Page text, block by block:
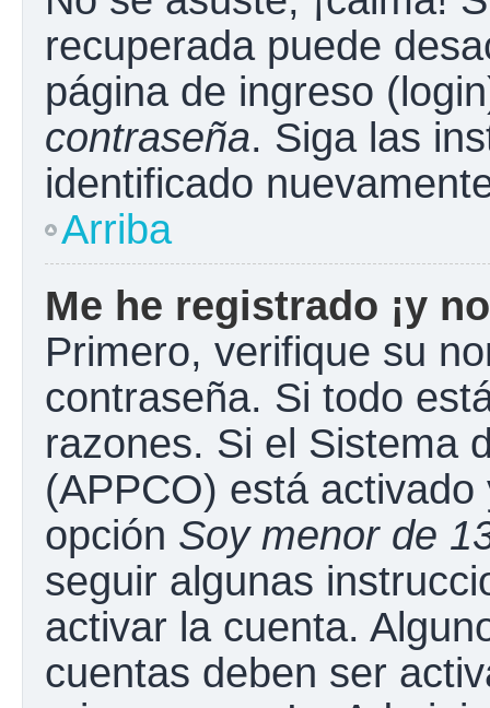
recuperada puede
página de ingreso
contraseña. Siga las
identificado
Arriba
Me he registrado ¡y
Primero, verifique su
contraseña. Si todo
razones. Si el Sistema
(APPCO) está
opción Soy menor de
seguir algunas
activar la cuenta.
cuentas deben ser